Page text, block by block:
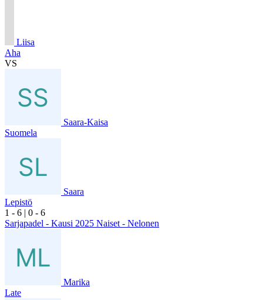
Liisa
Aha
VS
Saara-Kaisa
Suomela
Saara
Lepistö
1 - 6 | 0 - 6
Sarjapadel - Kausi 2025 Naiset - Nelonen
Marika
Late